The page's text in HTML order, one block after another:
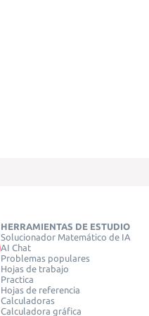
HERRAMIENTAS DE ESTUDIO
Solucionador Matemático de IA
AI Chat
Problemas populares
Hojas de trabajo
Practica
Hojas de referencia
Calculadoras
Calculadora gráfica